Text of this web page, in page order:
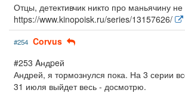
Отцы, детективчик никто про маньячину
https://www.kinopoisk.ru/series/13157626/
#254 Corvus
#253 Aндpeй
Андрей, я тормознулся пока. На 3 серии
31 июля выйдет весь - досмотрю.